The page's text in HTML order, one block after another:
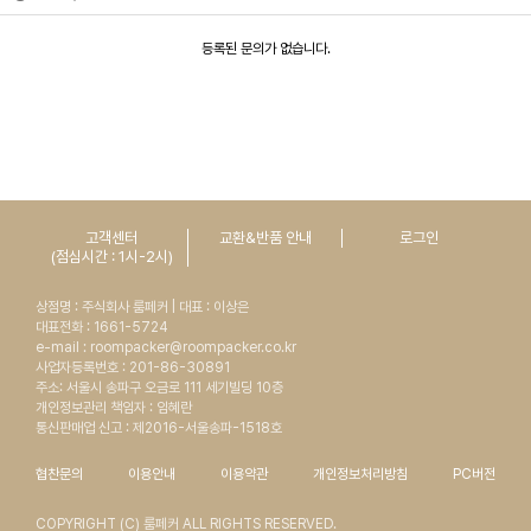
등록된 문의가 없습니다.
고객센터
(점심시간 : 1시-2시)
교환&반품 안내 로그인
상점명 : 주식회사 룸페커 | 대표 : 이상은
대표전화 : 1661-5724
e-mail : roompacker@roompacker.co.kr
사업자등록번호 : 201-86-30891
주소: 서울시 송파구 오금로 111 세기빌딩 10층
개인정보관리 책임자 : 임혜란
통신판매업 신고 : 제2016-서울송파-1518호
협찬문의 이용안내 이용약관 개인정보처리방침 PC버전
COPYRIGHT (C) 룸페커 ALL RIGHTS RESERVED.